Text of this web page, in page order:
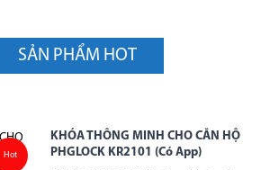
SẢN PHẨM HOT
Hot
KHÓA THÔNG MINH CHO CĂN HỘ
PHGLOCK KR2101 (Có App)